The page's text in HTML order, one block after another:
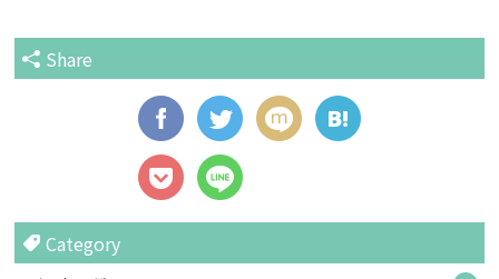
Share
Category